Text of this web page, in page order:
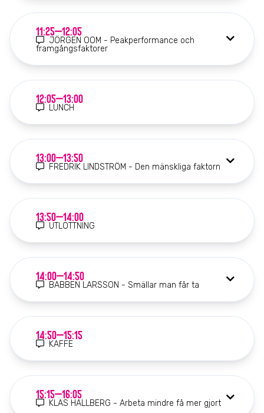
11:25–12:05
JÖRGEN OOM - Peakperformance och
framgångsfaktorer
12:05–13:00
LUNCH
13:00–13:50
FREDRIK LINDSTRÖM - Den mänskliga faktorn
13:50–14:00
UTLOTTNING
14:00–14:50
BABBEN LARSSON - Smällar man får ta
14:50–15:15
KAFFE
15:15–16:05
KLAS HALLBERG - Arbeta mindre få mer gjort